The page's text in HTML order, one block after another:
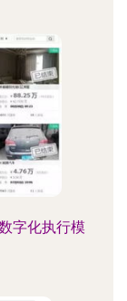
字化执行模